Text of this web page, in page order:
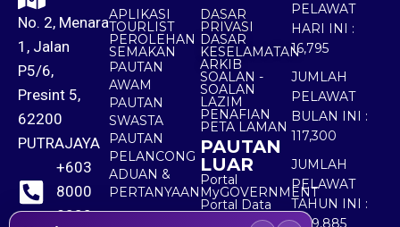
No. 2, Menara
1, Jalan
P5/6,
Presint 5,
62200
PUTRAJAYA
+603
8000
8000
APLIKASI
TOURLIST
PEROLEHAN
SEMAKAN
PAUTAN
AWAM
PAUTAN
SWASTA
PAUTAN
PELANCONG
ADUAN &
PERTANYAAN
DASAR
PRIVASI
DASAR
KESELAMATAN
ARKIB
SOALAN -
SOALAN
LAZIM
PENAFIAN
PETA LAMAN
PAUTAN
LUAR
Portal
MyGOVERNMENT
Portal Data
Terbuka
PELAWAT
HARI INI :
16,795
JUMLAH
PELAWAT
BULAN INI :
117,300
JUMLAH
PELAWAT
TAHUN INI :
5,519,885